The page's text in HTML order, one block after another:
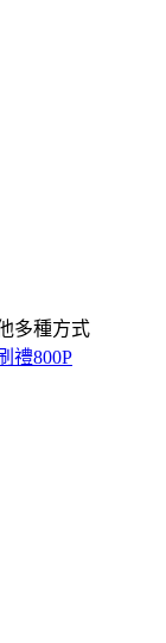
多種方式
禮800P